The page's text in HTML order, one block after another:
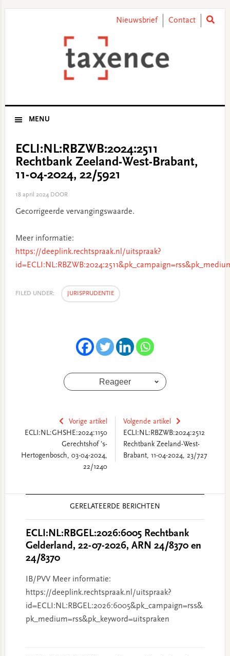
Nieuwsbrief Contact
MENU
ECLI:NL:RBZWB:2024:2511
Rechtbank Zeeland-West-Brabant,
11-04-2024, 22/5921
18 april 2024DOOR
Gecorrigeerde vervangingswaarde.
Meer informatie:
https://deeplink.rechtspraak.nl/uitspraak?
FILED UNDER: JURISPRUDENTIE
Reageer
Vorige artikel
ECLI:NL:GHSHE:2024:1150
Gerechtshof 's-
Hertogenbosch, 03-04-2024,
22/1240
Volgende artikel
ECLI:NL:RBZWB:2024:2512
Rechtbank Zeeland-West-
Brabant, 11-04-2024, 23/727
GERELATEERDE BERICHTEN
ECLI:NL:RBGEL:2026:6005 Rechtbank
Gelderland, 22-07-2026, ARN 24/8370 en
24/8370
IB/PVV Meer informatie:
https://deeplink.rechtspraak.nl/uitspraak?
id=ECLI:NL:RBGEL:2026:6005&pk_campaign=rss&
pk_medium=rss&pk_keyword=uitspraken